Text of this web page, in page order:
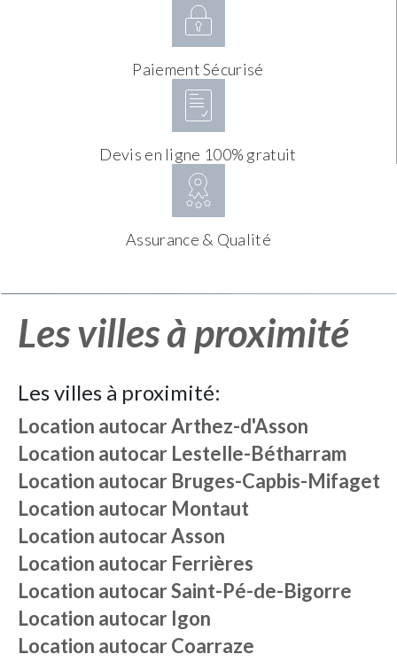
Paiement Sécurisé
Devis en ligne 100% gratuit
Assurance & Qualité
Les villes à proximité
Les villes à proximité:
Location autocarArthez-d'Asson
Location autocar Lestelle-Bétharram
Location autocar Bruges-Capbis-Mifaget
Location autocar Montaut
Location autocarAsson
Location autocar Ferrières
Location autocarSaint-Pé-de-Bigorre
Location autocar Igon
Location autocarCoarraze